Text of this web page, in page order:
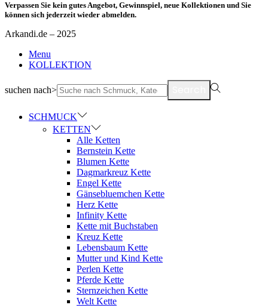
Verpassen Sie kein gutes Angebot, Gewinnspiel, neue Kollektionen und Sie
können sich jederzeit wieder abmelden.
Arkandi.de – 2025
Menu
KOLLEKTION
suchen nach>
SCHMUCK
KETTEN
Alle Ketten
Bernstein Kette
Blumen Kette
Dagmarkreuz Kette
Engel Kette
Gänsebluemchen Kette
Herz Kette
Infinity Kette
Kette mit Buchstaben
Kreuz Kette
Lebensbaum Kette
Mutter und Kind Kette
Perlen Kette
Pferde Kette
Sternzeichen Kette
Welt Kette